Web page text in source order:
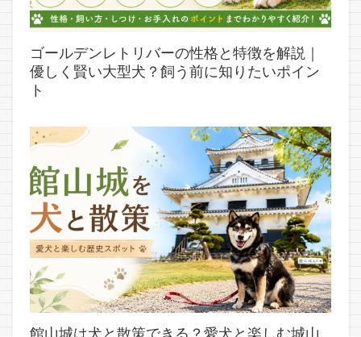
ゴールデンレトリバーの性格と特徴を解説｜
優しく賢い大型犬？飼う前に知りたいポイン
ト
館山城は犬と散策できる？愛犬と楽しむ城山